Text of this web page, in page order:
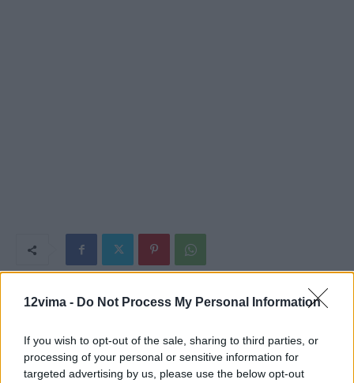
12vima - Do Not Process My Personal Information
If you wish to opt-out of the sale, sharing to third parties, or
processing of your personal or sensitive information for
targeted advertising by us, please use the below opt-out
Προηγούμενο άρθρο
καπνός από τη φωτιά στην Αττική –
Σοκάρει χάρτης της NASA με τις
εστίες
Επόμενο άρθρο
σύνταξη με κέρδος 252 ευρώ – Τι θα
γίνει με τα πλασματικά έτη